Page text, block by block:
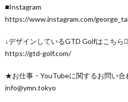
■Instagram
https://www.instagram.com/
↓デザインしているGTD Golfはこちら
https://gtd-golf.com/
★お仕事・YouTubeに関するお問い合
info@ymn.tokyo